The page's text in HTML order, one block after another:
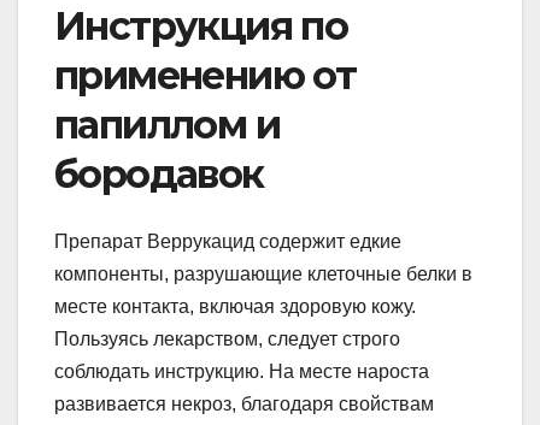
Инструкция по
применению от
папиллом и
бородавок
Препарат Веррукацид содержит едкие
компоненты, разрушающие клеточные белки в
месте контакта, включая здоровую кожу.
Пользуясь лекарством, следует строго
соблюдать инструкцию. На месте нароста
развивается некроз, благодаря свойствам